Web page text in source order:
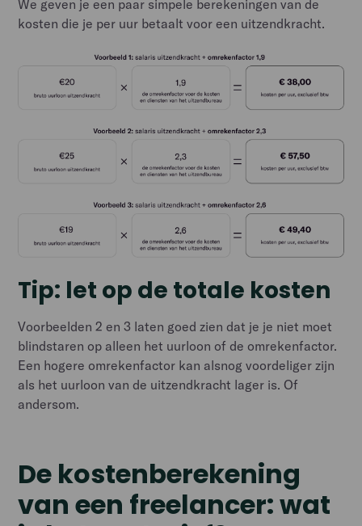
We geven je een paar simpele berekeningen van de
kosten die je per uur betaalt voor een uitzendkracht.
Tip: let op de totale kosten
Voorbeelden 2 en 3 laten goed zien dat je je niet moet
blindstaren op alleen het uurloon of de omrekenfactor.
Een hogere omrekenfactor kan alsnog voordeliger zijn
als het uurloon van de uitzendkracht lager is. Of
andersom.
De kostenberekening
van een freelancer: wat